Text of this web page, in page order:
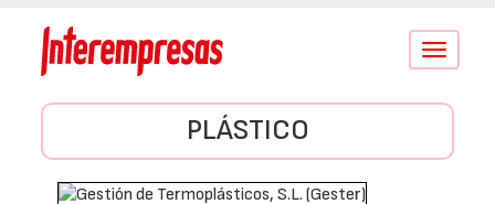
Conmutar
PLÁSTICO